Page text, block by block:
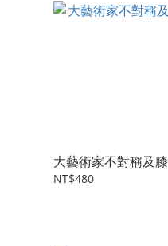
大藝術家不對稱及
NT$480